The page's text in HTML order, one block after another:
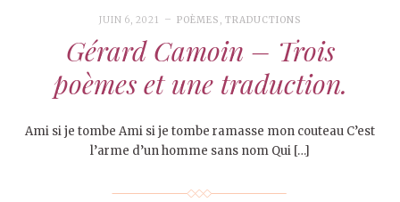
JUIN 6, 2021 POÈMES , TRADUCTIONS
Gérard Camoin – Trois
poèmes et une traduction.
Ami si je tombe Ami si je tombe ramasse mon couteau C’est
l’arme d’un homme sans nom Qui […]